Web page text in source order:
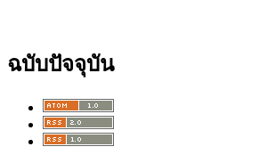
ฉบับปัจจุบัน